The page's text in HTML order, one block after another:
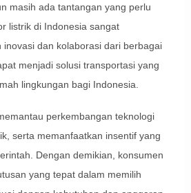
masih ada tantangan yang perlu
listrik di Indonesia sangat
inovasi dan kolaborasi dari berbagai
menjadi solusi transportasi yang
lingkungan bagi Indonesia.
perkembangan teknologi
serta memanfaatkan insentif yang
Dengan demikian, konsumen
yang tepat dalam memilih